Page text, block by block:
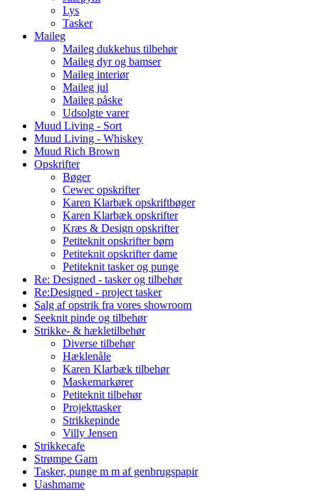
Lys
Tasker
Maileg
Maileg dukkehus tilbehør
Maileg dyr og bamser
Maileg interiør
Maileg jul
Maileg påske
Udsolgte varer
Muud Living - Sort
Muud Living - Whiskey
Muud Rich Brown
Opskrifter
Bøger
Cewec opskrifter
Karen Klarbæk opskriftbøger
Karen Klarbæk opskrifter
Kræs & Design opskrifter
Petiteknit opskrifter børn
Petiteknit opskrifter dame
Petiteknit tasker og punge
Re: Designed - tasker og tilbehør
Re:Designed - project tasker
Salg af opstrik fra vores showroom
Seeknit pinde og tilbehør
Strikke- & hækletilbehør
Diverse tilbehør
Hæklenåle
Karen Klarbæk tilbehør
Maskemarkører
Petiteknit tilbehør
Projekttasker
Strikkepinde
Villy Jensen
Strikkecafe
Strømpe Garn
Tasker, punge m m af genbrugspapir
Uashmame